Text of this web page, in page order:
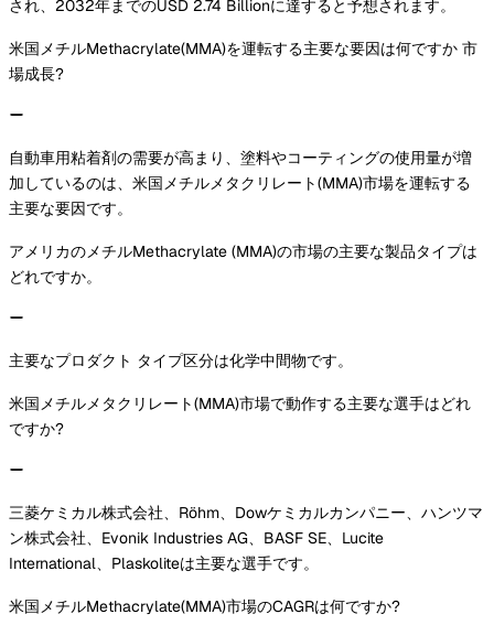
され、2032年までのUSD 2.74 Billionに達すると予想されます。
米国メチルMethacrylate(MMA)を運転する主要な要因は何ですか 市
場成長?
自動車用粘着剤の需要が高まり、塗料やコーティングの使用量が増
加しているのは、米国メチルメタクリレート(MMA)市場を運転する
主要な要因です。
アメリカのメチルMethacrylate (MMA)の市場の主要な製品タイプは
どれですか。
主要なプロダクト タイプ区分は化学中間物です。
米国メチルメタクリレート(MMA)市場で動作する主要な選手はどれ
ですか?
三菱ケミカル株式会社、Röhm、Dowケミカルカンパニー、ハンツマ
ン株式会社、Evonik Industries AG、BASF SE、Lucite
International、Plaskoliteは主要な選手です。
米国メチルMethacrylate(MMA)市場のCAGRは何ですか?